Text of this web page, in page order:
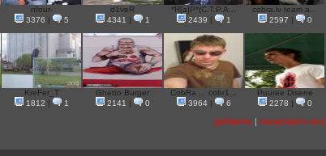
nfour-
3376
5
d1veR
4341
1
*R[a]P*(C.T.P.A...
2439
1
cobra.lv team a...
2597
0
KreFer_T
1812
1
Ghetto Burger
2141
0
CobRa ... cobr1...
3964| 6
Puuree Disene
2278
0
добавить посмотреть все